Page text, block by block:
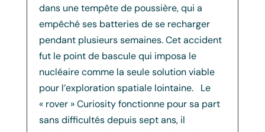
dans une tempête de poussière, qui a
empêché ses batteries de se recharger
pendant plusieurs semaines. Cet accident
fut le point de bascule qui imposa le
nucléaire comme la seule solution viable
pour l’exploration spatiale lointaine. Le
« rover » Curiosity fonctionne pour sa part
sans difficultés depuis sept ans, il